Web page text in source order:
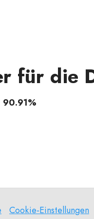
für die
90.91%
Cookie-
Cookie-Einstellungen